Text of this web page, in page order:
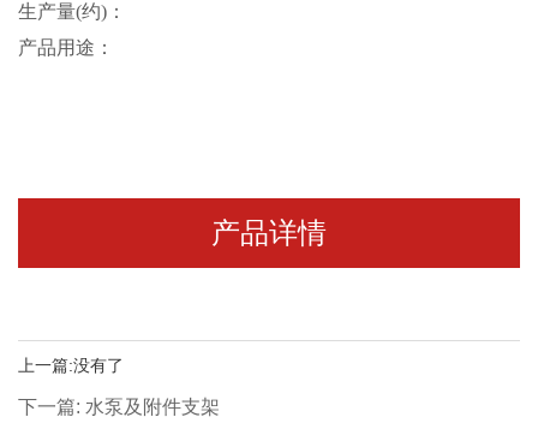
生产量(约)：
产品用途：
产品详情
上一篇:没有了
下一篇: 水泵及附件支架